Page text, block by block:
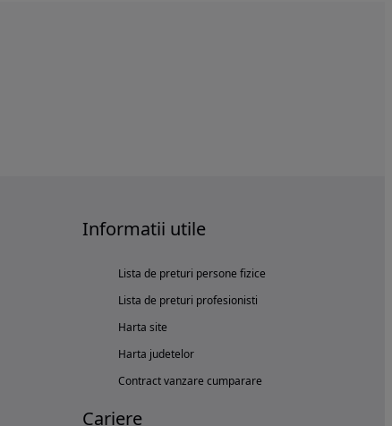
Informatii utile
Lista de preturi persone fizice
Lista de preturi profesionisti
Harta site
Harta judetelor
Contract vanzare cumparare
Cariere